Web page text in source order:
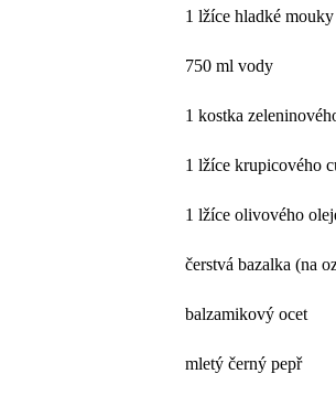
1 lžíce hladké mouky
750 ml vody
1 kostka
1 lžíce krupicového
1 lžíce olivového
čerstvá bazalka (na
balzamikový ocet
mletý černý pepř